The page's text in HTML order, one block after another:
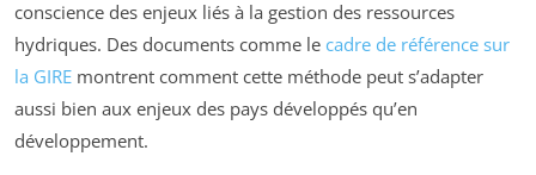
conscience des enjeux liés à la gestion des ressources
hydriques. Des documents comme le cadre de référence sur
la GIRE montrent comment cette méthode peut s’adapter
aussi bien aux enjeux des pays développés qu’en
développement.